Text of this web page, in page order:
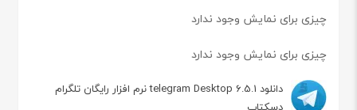
چیزی برای نمایش وجود ندارد
چیزی برای نمایش وجود ندارد
دانلود telegram Desktop 6.5.1 نرم افزار رایگان تلگرام